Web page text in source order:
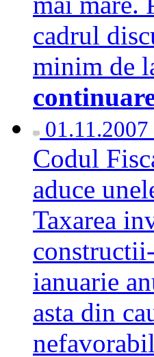
cadrul
minim de
01.11.2007
Codul
aduce
Taxarea
ianuarie
asta din